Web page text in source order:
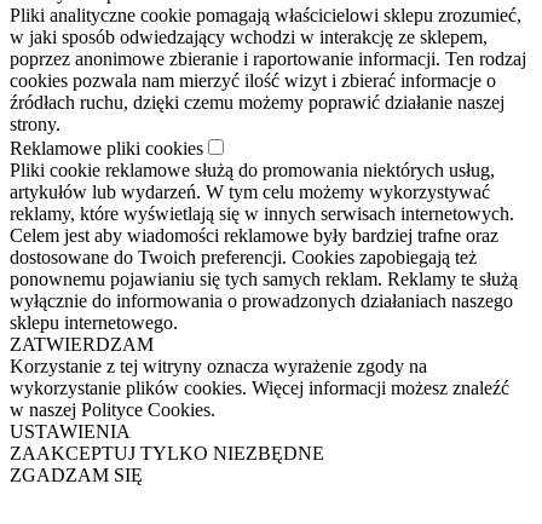
Pliki analityczne cookie pomagają właścicielowi sklepu zrozumieć,
w jaki sposób odwiedzający wchodzi w interakcję ze sklepem,
poprzez anonimowe zbieranie i raportowanie informacji. Ten rodzaj
cookies pozwala nam mierzyć ilość wizyt i zbierać informacje o
źródłach ruchu, dzięki czemu możemy poprawić działanie naszej
strony.
Reklamowe pliki cookies
Pliki cookie reklamowe służą do promowania niektórych usług,
artykułów lub wydarzeń. W tym celu możemy wykorzystywać
reklamy, które wyświetlają się w innych serwisach internetowych.
Celem jest aby wiadomości reklamowe były bardziej trafne oraz
dostosowane do Twoich preferencji. Cookies zapobiegają też
ponownemu pojawianiu się tych samych reklam. Reklamy te służą
wyłącznie do informowania o prowadzonych działaniach naszego
sklepu internetowego.
ZATWIERDZAM
Korzystanie z tej witryny oznacza wyrażenie zgody na
wykorzystanie plików cookies. Więcej informacji możesz znaleźć
w naszej Polityce Cookies.
USTAWIENIA
ZAAKCEPTUJ TYLKO NIEZBĘDNE
ZGADZAM SIĘ